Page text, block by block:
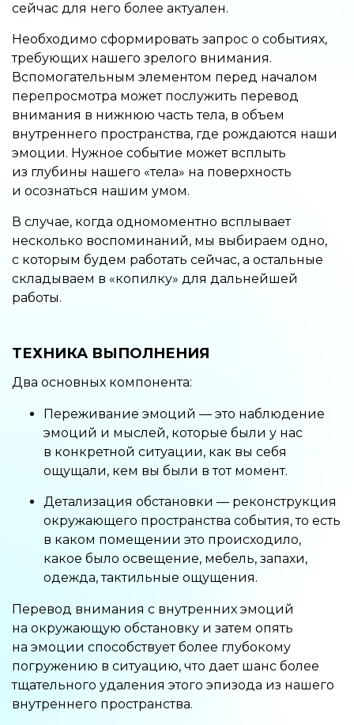
сейчас для него более актуален.
Необходимо сформировать запрос о событиях,
требующих нашего зрелого внимания.
Вспомогательным элементом перед началом
перепросмотра может послужить перевод
внимания в нижнюю часть тела, в объем
внутреннего пространства, где рождаются наши
эмоции. Нужное событие может всплыть
из глубины нашего «тела» на поверхность
и осознаться нашим умом.
В случае, когда одномоментно всплывает
несколько воспоминаний, мы выбираем одно,
с которым будем работать сейчас, а остальные
складываем в «копилку» для дальнейшей
работы.
ТЕХНИКА ВЫПОЛНЕНИЯ
Два основных компонента:
Переживание эмоций — это наблюдение
эмоций и мыслей, которые были у нас
в конкретной ситуации, как вы себя
ощущали, кем вы были в тот момент.
Детализация обстановки — реконструкция
окружающего пространства события, то есть
в каком помещении это происходило,
какое было освещение, мебель, запахи,
одежда, тактильные ощущения.
Перевод внимания с внутренних эмоций
на окружающую обстановку и затем опять
на эмоции способствует более глубокому
погружению в ситуацию, что дает шанс более
тщательного удаления этого эпизода из нашего
внутреннего пространства.